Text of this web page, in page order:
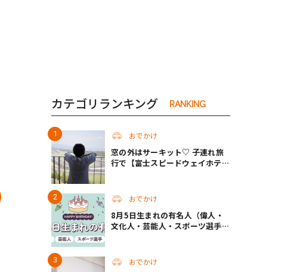
カテゴリランキング RANKING
おでかけ
窓の外はサーキット♡ 子連れ旅
行で【富士スピードウェイホテ
おでかけ
8月5日生まれの有名人（偉人・
文化人・芸能人・スポーツ選手・
おでかけ